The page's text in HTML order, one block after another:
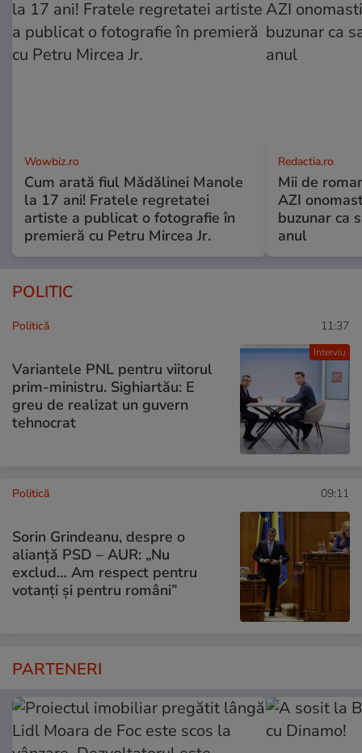
Wowbiz.ro
Cum arată fiul Mădălinei Manole
la 17 ani! Fratele regretatei
artiste a publicat o fotografie în
premieră cu Petru Mircea Jr.
Redactia.ro
Mii de
AZI
buzunar ca
anul
POLITIC
Interviu
Politică 11:37
Variantele PNL pentru viitorul
prim-ministru. Sighiartău: E
greu de realizat un guvern
tehnocrat
Politică 09:11
Sorin Grindeanu, despre o
alianță PSD – AUR: „Nu
exclud… Am respect pentru
votanți și pentru români”
PARTENERI